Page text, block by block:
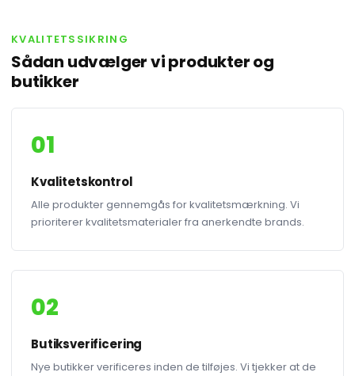
KVALITETSSIKRING
Sådan udvælger vi produkter og
butikker
01
Kvalitetskontrol
Alle produkter gennemgås for kvalitetsmærkning. Vi
prioriterer kvalitetsmaterialer fra anerkendte brands.
02
Butiksverificering
Nye butikker verificeres inden de tilføjes. Vi tjekker at de